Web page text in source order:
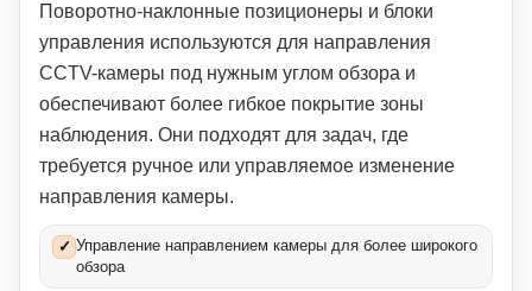
Поворотно-наклонные позиционеры и блоки
управления используются для направления
CCTV-камеры под нужным углом обзора и
обеспечивают более гибкое покрытие зоны
наблюдения. Они подходят для задач, где
требуется ручное или управляемое изменение
направления камеры.
✓ Управление направлением камеры для более широкого
обзора